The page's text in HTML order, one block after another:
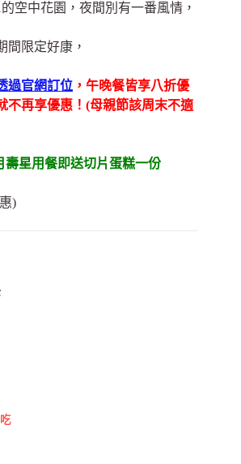
空中花園，夜間別有一番風情，
間限定好康，
過官網訂位 ，午晚餐皆享八折優
不再享優惠 ！(母親節該周末不適
壽星用餐即送切片蛋糕一份
)